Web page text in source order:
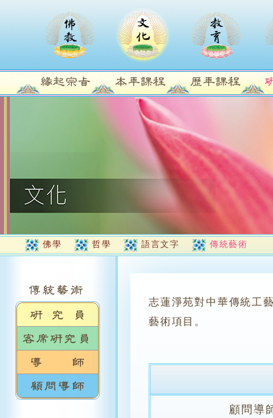
佛學 哲學 語言文字 傳統藝術
志蓮淨苑對中華傳統工
藝術項目。
顧問導